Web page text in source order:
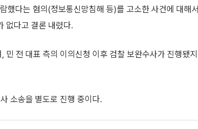
했다는 혐의(정보통신망침해 등)를 고소한 사건에 대해서
없다고 결론 내렸다.
전 대표 측의 이의신청 이후 검찰 보완수사가 진행됐지
소송을 별도로 진행 중이다.